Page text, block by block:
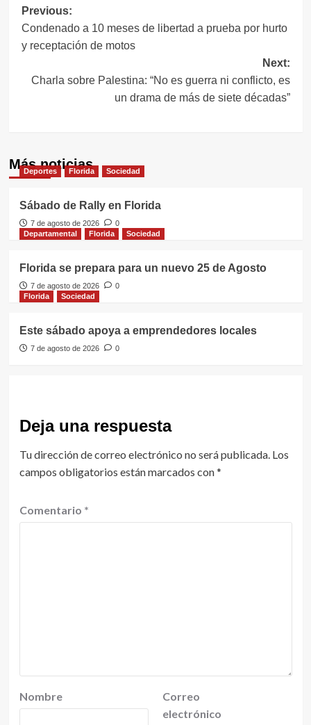
Navegación
de
entradas
Previous:
Condenado a 10 meses de libertad a prueba por hurto
y receptación de motos
Next:
Charla sobre Palestina: “No es guerra ni conflicto, es
un drama de más de siete décadas”
Más noticias
Deportes Florida Sociedad
Sábado de Rally en Florida
7 de agosto de 2026
0
Departamental
Florida Sociedad
Florida se prepara para un nuevo 25 de Agosto
7 de agosto de 2026
0
Florida
Sociedad
Este sábado apoya a emprendedores locales
7 de agosto de 2026 0
Deja una respuesta
Tu dirección de correo electrónico no será publicada. Los
campos obligatorios están marcados con*
Comentario *
Nombre
Correo
electrónico